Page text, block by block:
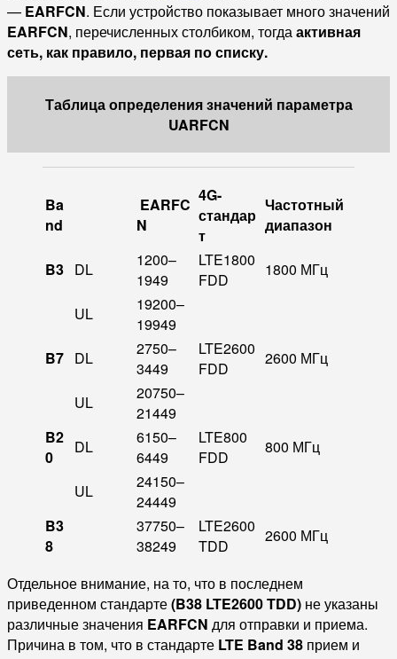
— EARFCN. Если устройство показывает много значений
EARFCN, перечисленных столбиком, тогдаактивная
сеть, как правило, первая по списку.
Таблица определения значений параметра
UARFCN
Ba
nd
EARFC
N
4G-
стандар
т
Частотный
диапазон
B3 DL
1200–
1949
LTE1800
FDD
1800 МГц
UL
19200–
19949
B7 DL
2750–
3449
LTE2600
FDD
2600 МГц
UL
20750–
21449
B2
0
DL
6150–
6449
LTE800
FDD
800 МГц
UL
24150–
24449
B3
8
37750–
38249
LTE2600
TDD
2600 МГц
Отдельное внимание, на то, что в последнем
приведенном стандарте(B38 LTE2600 TDD) не указаны
различные значения EARFCN для отправки и приема.
Причина в том, что в стандарте LTE Band 38 прием и